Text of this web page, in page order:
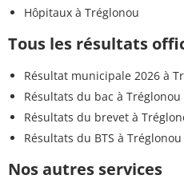
Hôpitaux à Tréglonou
Tous les résultats
Résultat municipale 2026 à
Résultats du bac à Tréglonou
Résultats du brevet à
Résultats du BTS à Tréglonou
Nos autres services